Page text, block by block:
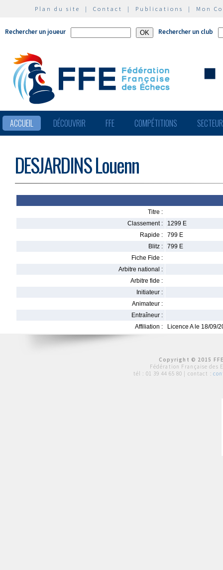
Plan du site | Contact | Publications | Mon
Rechercher un joueur Rechercher un club
ACCUEIL DÉCOUVRIR FFE COMPÉTITIONS
DESJARDINS Louenn
Titre :
Classement :
1299 E
Rapide :
799 E
Blitz :
799 E
Fiche Fide :
Arbitre national :
Arbitre fide :
Initiateur :
Animateur :
Entraîneur :
Affiliation :
Licence A le 18/09/
Copyright © 2015
Fédération Française des
tél : 01 39 44 65 80 | contact :